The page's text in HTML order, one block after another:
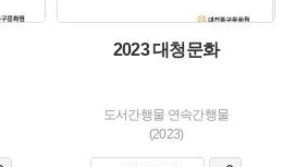
2023 대청문화
도서간행물 연속간행물
(2023)